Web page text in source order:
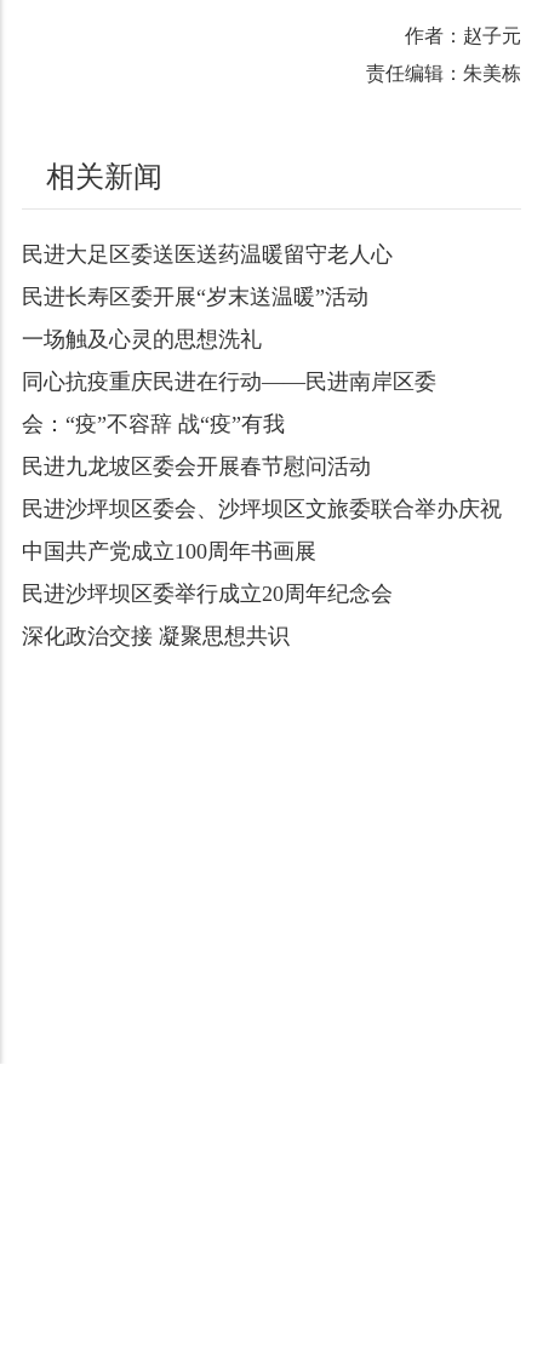
作者：赵子元
责任编辑：朱美栋
相关新闻
民进大足区委送医送药温暖留守老人心
民进长寿区委开展“岁末送温暖”活动
一场触及心灵的思想洗礼
同心抗疫重庆民进在行动——民进南岸区委
会：“疫”不容辞 战“疫”有我
民进九龙坡区委会开展春节慰问活动
民进沙坪坝区委会、沙坪坝区文旅委联合举办庆祝
中国共产党成立100周年书画展
民进沙坪坝区委举行成立20周年纪念会
深化政治交接 凝聚思想共识